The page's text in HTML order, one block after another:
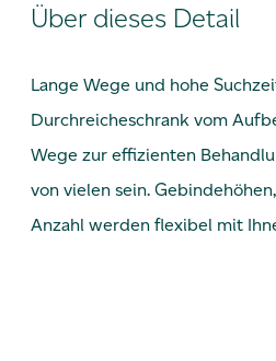
Über dieses Detail
Lange Wege und hohe
Durchreicheschrank vom
Wege zur effizienten
von vielen sein.
Anzahl werden flexibel mit